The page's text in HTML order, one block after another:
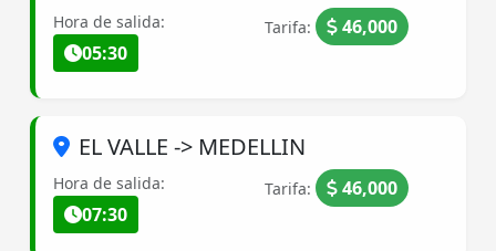
Hora de salida:
05:30
Tarifa: 46,000
EL VALLE -> MEDELLIN
Hora de salida:
07:30
Tarifa: 46,000